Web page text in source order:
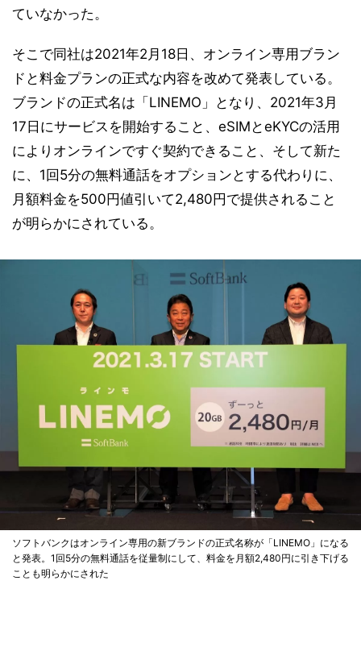
ていなかった。
そこで同社は2021年2月18日、オンライン専用ブラン
ドと料金プランの正式な内容を改めて発表している。
ブランドの正式名は「LINEMO」となり、2021年3月
17日にサービスを開始すること、eSIMとeKYCの活用
によりオンラインですぐ契約できること、そして新た
に、1回5分の無料通話をオプションとする代わりに、
月額料金を500円値引いて2,480円で提供されること
が明らかにされている。
ソフトバンクはオンライン専用の新ブランドの正式名称が「LINEMO」になる
と発表。1回5分の無料通話を従量制にして、料金を月額2,480円に引き下げる
ことも明らかにされた